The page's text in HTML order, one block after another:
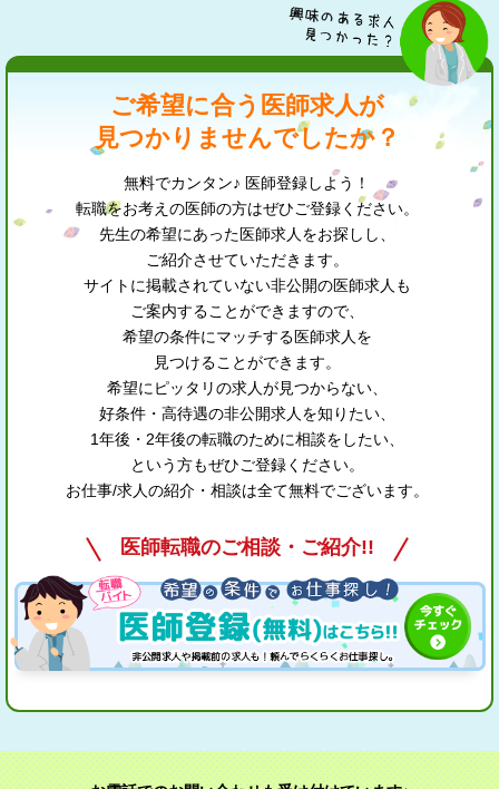
ご希望に合う医師求人が
見つかりませんでしたか？
無料でカンタン♪ 医師登録しよう！
転職をお考えの医師の方はぜひご登録ください。
先生の希望にあった医師求人をお探しし、
ご紹介させていただきます。
サイトに掲載されていない非公開の医師求人も
ご案内することができますので、
希望の条件にマッチする医師求人を
見つけることができます。
希望にピッタリの求人が見つからない、
好条件・高待遇の非公開求人を知りたい、
1年後・2年後の転職のために相談をしたい、
という方もぜひご登録ください。
お仕事/求人の紹介・相談は全て無料でございます。
医師転職のご相談・ご紹介!!